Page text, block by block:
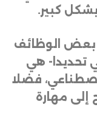
كبير.
بعض الوظائف
تحديدا- هي
فضلا
إلى مهارة